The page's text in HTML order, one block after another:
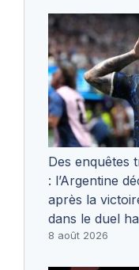
Des enquêtes
: l’Argentine
après la
dans le duel
8 août 2026